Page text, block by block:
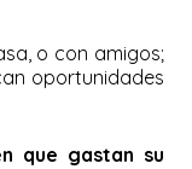
o con amigos;
oportunidades
que gastan su